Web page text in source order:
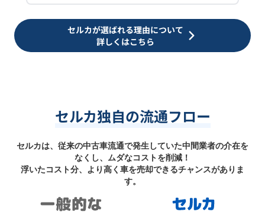
セルカが選ばれる理由について
詳しくはこちら
セルカ独自の流通フロー
セルカは、従来の中古車流通で発生していた中間業者の介在を
なくし、ムダなコストを削減！
浮いたコスト分、より高く車を売却できるチャンスがありま
す。